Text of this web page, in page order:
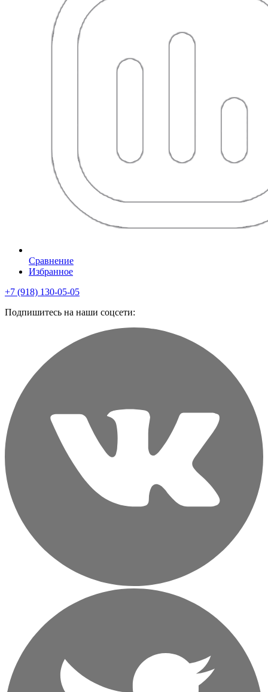
Сравнение
Избранное
+7 (918) 130-05-05
Подпишитесь на наши соцсети: